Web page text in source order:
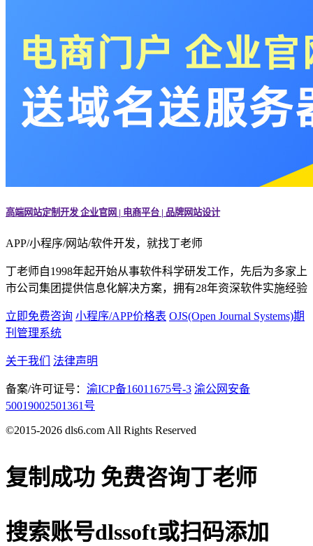
高端网站定制开发 企业官网 | 电商平台 | 品牌网站设计
APP/小程序/网站/软件开发，就找丁老师
丁老师自1998年起开始从事软件科学研发工作，先后为多家上
市公司集团提供信息化解决方案，拥有28年资深软件实施经验
立即免费咨询 小程序/APP价格表 OJS(Open Journal Systems)期
刊管理系统
关于我们 法律声明
备案/许可证号： 渝ICP备16011675号-3 渝公网安备
50019002501361号
©2015-2026 dls6.com All Rights Reserved
复制成功 免费咨询丁老师
搜索账号dlssoft或扫码添加